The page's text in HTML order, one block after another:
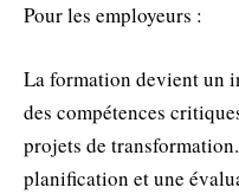
Pour les employeurs :
La formation devient un
des compétences
projets de
planification et une